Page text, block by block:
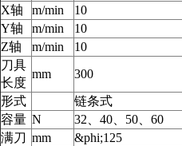
X轴 m/min 10
Y轴
m/min 10
Z轴
m/min 10
刀具
长度
mm 300
形式
链条式
容量 N 32、40、50、60
满刀 mm &phi;125